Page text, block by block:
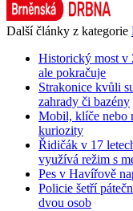
Další články z kategorie
Historický most v
ale pokračuje
Strakonice kvůli
zahrady či bazény
Mobil, klíče nebo
kuriozity
Řidičák v 17
využívá režim s
Pes v Havířově
Policie šetří
dvou osob